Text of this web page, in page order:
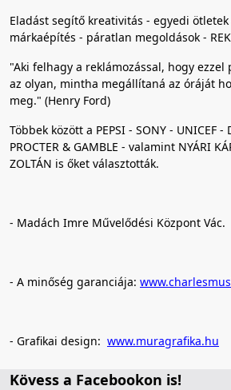
Eladást segítő kreativitás - egyedi ötletek
márkaépítés - páratlan megoldások -
"Aki felhagy a reklámozással, hogy
az olyan, mintha megállítaná az óráját
meg." (Henry Ford)
Többek között a PEPSI - SONY - UNICEF -
PROCTER & GAMBLE - valamint NYÁRI
ZOLTÁN is őket választották.
- Madách Imre Művelődési Központ Vác.
- A minőség garanciája:
- Grafikai design: www.muragrafika.hu
Kövess a Facebookon is!